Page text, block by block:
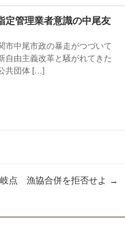
管理業者意識の中尾友
中尾市政の暴走がつづいて
自由主義改革と騒がれてきた
共団体 […]
点 漁協合併を拒否せよ →